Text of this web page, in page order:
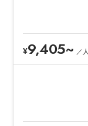
¥9,405~ ／ 人